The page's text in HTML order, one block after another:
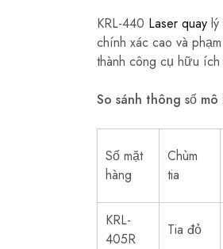
KRL-440 Laser quay
chính xác cao và
thành công cụ hữu
So sánh thông số
Số mặt
hàng
Chùm
tia
KRL-
405R
Tia đỏ